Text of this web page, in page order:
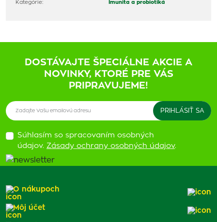
Kategórie: Imunita a probiotiká
DOSTÁVAJTE ŠPECIÁLNE AKCIE A
NOVINKY, KTORÉ PRE VÁS
PRIPRAVUJEME!
Súhlasím so spracovaním osobných
údajov. Zásady ochrany osobných údajov.
O nákupoch
Môj účet